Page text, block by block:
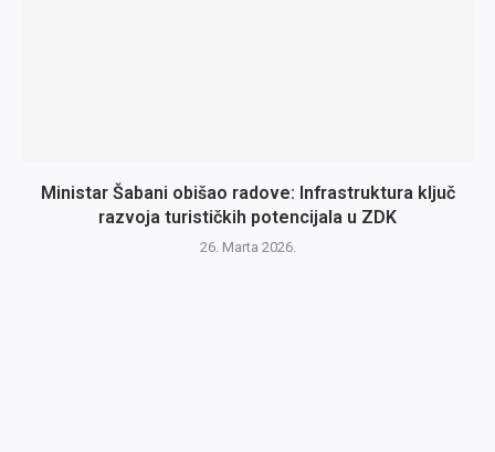
Ministar Šabani obišao radove: Infrastruktura ključ
razvoja turističkih potencijala u ZDK
26. Marta 2026.